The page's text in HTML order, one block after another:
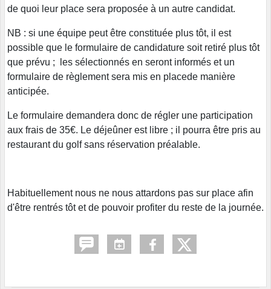
de quoi leur place sera proposée à un autre candidat.
NB : si une équipe peut être constituée plus tôt, il est
possible que le formulaire de candidature soit retiré plus tôt
que prévu ; les sélectionnés en seront informés et un
formulaire de règlement sera mis en placede manière
anticipée.
Le formulaire demandera donc de régler une participation
aux frais de 35€. Le déjeûner est libre ; il pourra être pris au
restaurant du golf sans réservation préalable.
Habituellement nous ne nous attardons pas sur place afin
d'être rentrés tôt et de pouvoir profiter du reste de la journée.